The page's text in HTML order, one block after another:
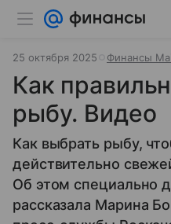
25 октября 2025 Финансы
Как
рыбу. Видео
Как выбрать рыбу,
действительно
Об этом специально
рассказала Марина